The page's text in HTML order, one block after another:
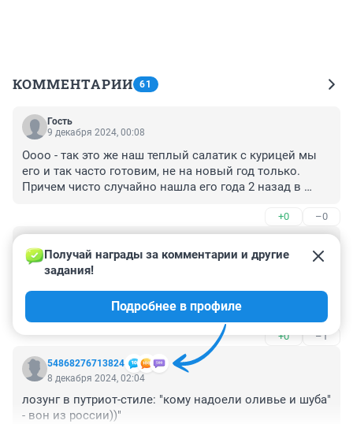
КОММЕНТАРИИ 61
Гость
9 декабря 2024, 00:08
Оооо - так это же наш теплый салатик с курицей мы
его и так часто готовим, не на новый год только.
Причем чисто случайно нашла его года 2 назад в
за уши не оттащишь. Грудинку сибагро берем и вместо
баклажанов иногда просто кабачок. Вкуснотища -
нереальная. Обязательно попробуйте.
+0 –0
8 декабря 2024, 10:26
Ничего из этого не сьедобно! После 40, с проблемами
пищеварения все эти салаты ужасны! Есть без
мазика? У нас винегрет будет , фруктовый , из спаржи
и креветок ! А это просто убийство организма!
+0 –1
54868276713824
Получай награды за комментарии и другие
задания!
Подробнее в профиле
8 декабря 2024, 02:04
лозунг в путриот-стиле: "кому надоели оливье и шуба"
- вон из россии))"